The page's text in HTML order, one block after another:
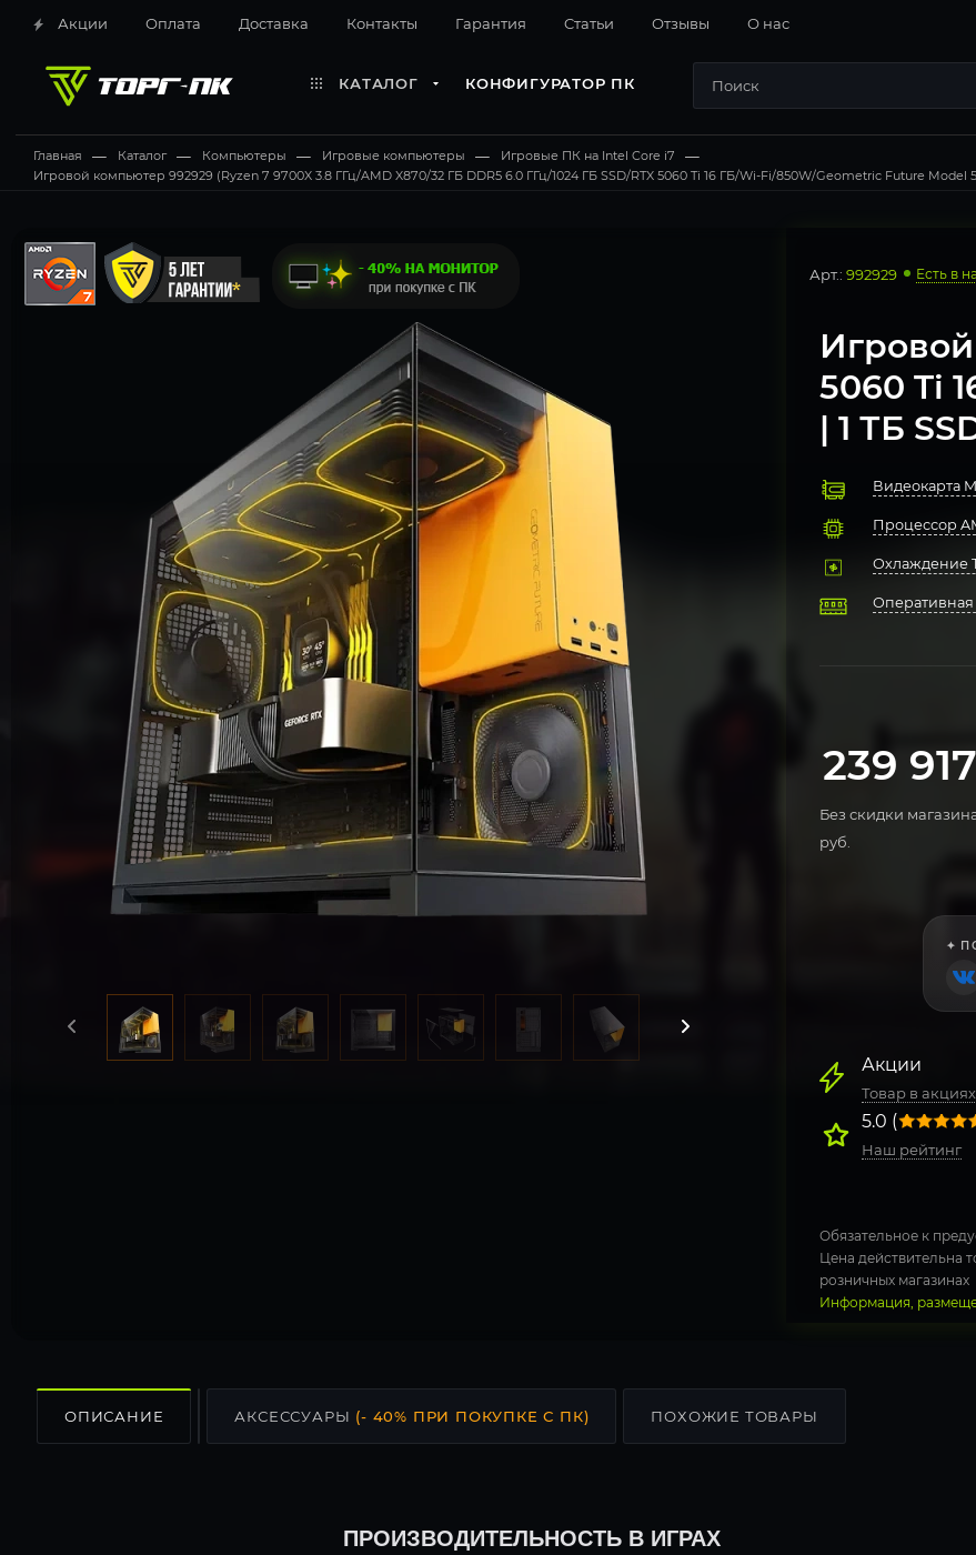
Акции Оплата Доставка Контакты Гарантия Cтатьи Отзывы О нас
КАТАЛОГ КОНФИГУРАТОР ПК
Главная — Каталог — Компьютеры — Игровые компьютеры — Игровые ПК на Intel Core i7 —
Игровой компьютер 992929 (Ryzen 7 9700X 3.8 ГГц/AMD X870/32 ГБ DDR5 6.0 ГГц/1024 ГБ SSD/RTX 5060 Ti 16 ГБ/Wi-Fi/850W/Geometric Future Model
Арт.: 992929 Есть в
5060 Ti
| 1 ТБ
Видеокарта
Процессор
Охлаждение
Оперативная
239 917
Без скидки
руб.
✦
Акции
Товар в
5.0 (
Наш рейтинг
Обязательное к
Цена действительна
розничных магазинах
Информация,
ОПИСАНИЕ АКСЕССУАРЫ (- 40% ПРИ ПОКУПКЕ С ПК) ПОХОЖИЕ ТОВАРЫ
ПРОИЗВОДИТЕЛЬНОСТЬ В ИГРАХ